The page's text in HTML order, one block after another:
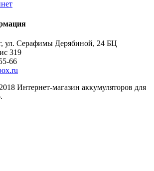
ул. Серафимы Дерябиной, 24 БЦ
319
66
Интернет-магазин аккумуляторов для